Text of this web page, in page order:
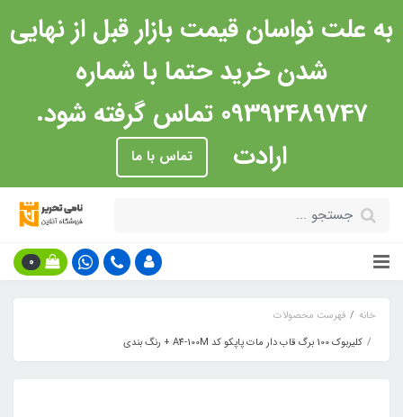
به علت نواسان قیمت بازار قبل از نهایی
شدن خرید حتما با شماره
09392489747 تماس گرفته شود.
ارادت
تماس با ما
0
خانه
فهرست محصولات
کلیربوک 100 برگ قاب دار مات پاپکو کد A4-100M + رنگ بندی